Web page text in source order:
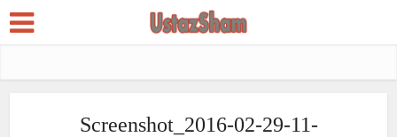
Screenshot_2016-02-29-11-